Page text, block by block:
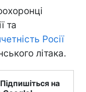
та
Росії
літака.
на